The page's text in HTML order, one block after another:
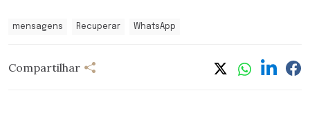
mensagens Recuperar WhatsApp
Compartilhar